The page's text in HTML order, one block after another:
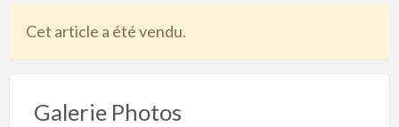
Cet article a été vendu.
Galerie Photos